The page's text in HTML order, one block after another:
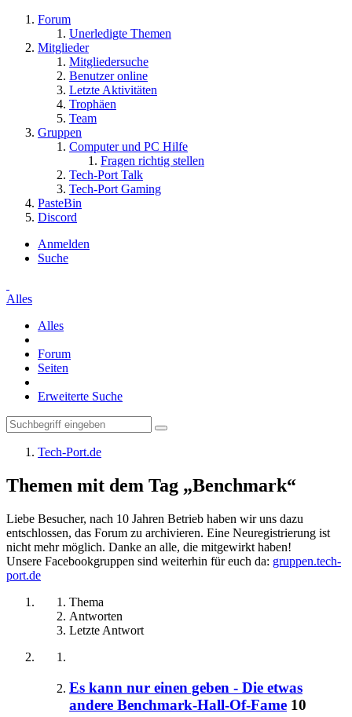
Forum
Unerledigte Themen
Mitglieder
Mitgliedersuche
Benutzer online
Letzte Aktivitäten
Trophäen
Team
Gruppen
Computer und PC Hilfe
Fragen richtig stellen
Tech-Port Talk
Tech-Port Gaming
PasteBin
Discord
Anmelden
Suche
Alles
Alles
Forum
Seiten
Erweiterte Suche
Tech-Port.de
Themen mit dem Tag „Benchmark“
Liebe Besucher, nach 10 Jahren Betrieb haben wir uns dazu
entschlossen, das Forum zu archivieren. Eine Neuregistrierung ist
nicht mehr möglich. Danke an alle, die mitgewirkt haben!
Unsere Facebookgruppen sind weiterhin für euch da: gruppen.tech-
port.de
Thema
Antworten
Letzte Antwort
Es kann nur einen geben - Die etwas
andere Benchmark-Hall-Of-Fame 10